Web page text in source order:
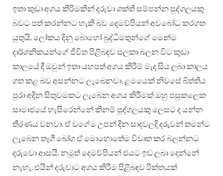
ඉතා කුඩා අගය කිරිමකින් දරුවා ශක්ති සම්පන්න පුද්ගලයකු
බවට පත් කරන්නට හැකි බව දෙමව්පියන් අවබෝධ කරගත
යුතුයි. ලෝකය දිනු බොහෝ බුද්ධිමතුන්ගේ මෙන්ම
දාර්ශනිකයන්ගේ ජීවිත පිළිබඳව සලකා බලන විට කුඩා
කාලයේ දී ඔවුන් ඉතා යහපත් අගය කිරීම් මැද සිය ලබා කාලය
ගත කළ බව අසන්නට ලැබෙනවා. ළමයෙක් නිවසේ බිත්තිය
පුරා අදින සිතුවමකට ලැබෙන අගය කිරීමක් ඔහු පසුකලෙක
සාමාජයේ හැසිරෙන්නේ කිනම් පුද්ගලයකු ලෙසට ද යන්න
තීරණය වනවා. ඒ වගේම උපන් දින සාදවලදි දරුවන් තමන්ට
ලැබෙන තෑගී බෝග ඒ මොහොතේම විවෘත කර බලන්නට
දරුවො ආසයි. නමුත් දෙමව්පියන් එයට ඉඩ ලබා දෙන්නේ
නැහැ. එයින් දරුවාට අගය කිරීම පිළිබඳව රික්තයක්